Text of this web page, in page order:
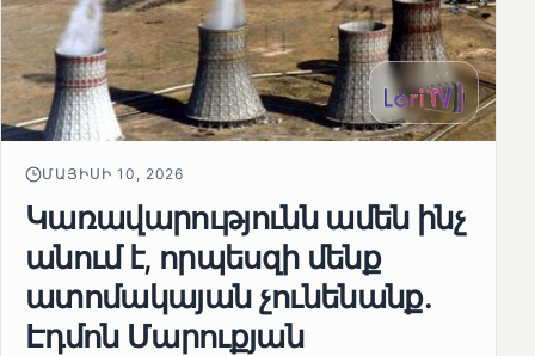
ՄԱՅԻՍԻ 10, 2026
Կառավարությունն ամեն ինչ
անում է, որպեսզի մենք
ատոմակայան չունենանք․
Էդմոն Մարուքյան